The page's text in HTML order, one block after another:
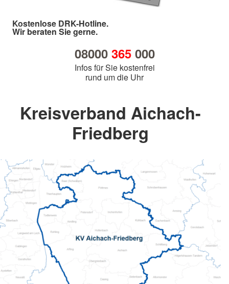
Kostenlose DRK-Hotline.
Wir beraten Sie gerne.
08000 365000
Infos für Sie kostenfrei
rund um die Uhr
Kreisverband Aichach-
Friedberg